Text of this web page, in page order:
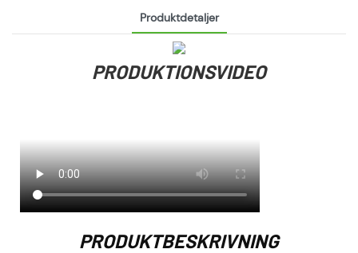
Produktdetaljer
PRODUKTIONSVIDEO
PRODUKTBESKRIVNING